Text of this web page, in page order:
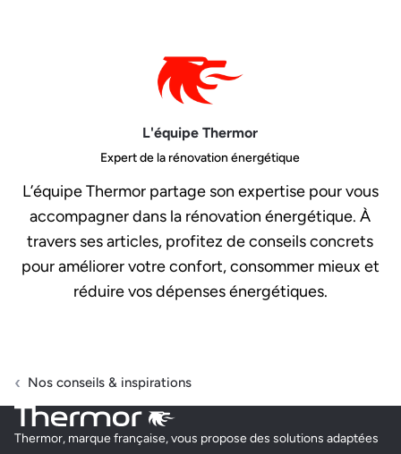
L'équipe Thermor
Expert de la rénovation énergétique
L’équipe Thermor partage son expertise pour vous
accompagner dans la rénovation énergétique. À
travers ses articles, profitez de conseils concrets
pour améliorer votre confort, consommer mieux et
réduire vos dépenses énergétiques.
Nos conseils & inspirations
Thermor, marque française, vous propose des solutions adaptées